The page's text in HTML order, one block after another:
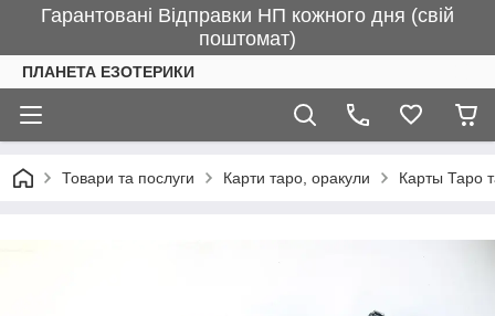
Гарантовані Відправки НП кожного дня (свій
поштомат)
ПЛАНЕТА ЕЗОТЕРИКИ
Товари та послуги Карти таро, оракули Карты Таро